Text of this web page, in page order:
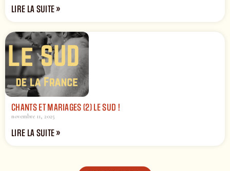
LIRE LA SUITE »
CHANTS ET MARIAGES (2) LE SUD !
novembre 11, 2025
LIRE LA SUITE »